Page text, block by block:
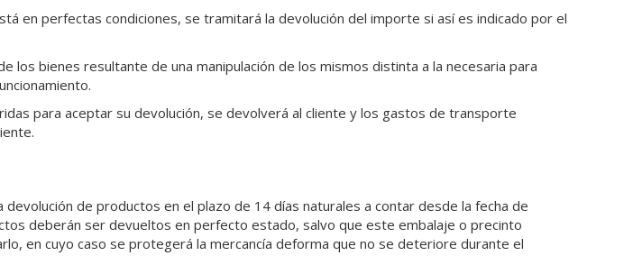
en perfectas condiciones, se tramitará la devolución del importe si así es indicado por el
los bienes resultante de una manipulación de los mismos distinta a la necesaria para
para aceptar su devolución, se devolverá al cliente y los gastos de transporte
de productos en el plazo de 14 días naturales a contar desde la fecha de
deberán ser devueltos en perfecto estado, salvo que este embalaje o precinto
en cuyo caso se protegerá la mercancía deforma que no se deteriore durante el